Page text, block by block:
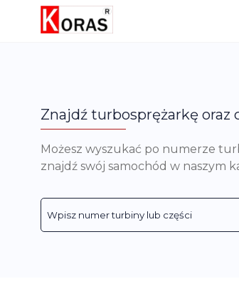
Znajdź turbosprężarkę oraz
Możesz wyszukać po numerze
znajdź swój samochód w naszym